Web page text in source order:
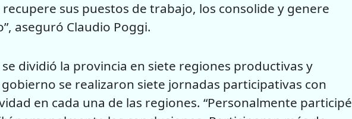
sus puestos de trabajo, los consolide y genere
aseguró Claudio Poggi.
dividió la provincia en siete regiones productivas y
se realizaron siete jornadas participativas con
en cada una de las regiones. “Personalmente participé